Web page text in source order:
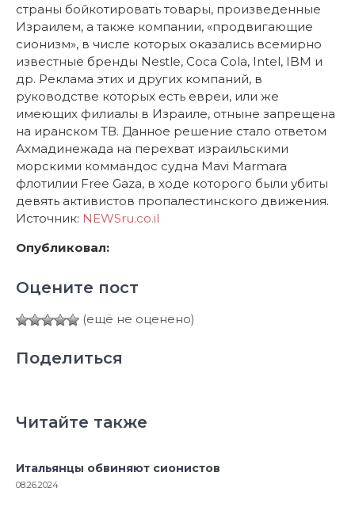
страны бойкотировать товары, произведенные
Израилем, а также компании, «продвигающие
сионизм», в числе которых оказались всемирно
известные бренды Nestle, Coca Cola, Intel, IBM и
др. Реклама этих и других компаний, в
руководстве которых есть евреи, или же
имеющих филиалы в Израиле, отныне запрещена
на иранском ТВ. Данное решение стало ответом
Ахмадинежада на перехват израильскими
морскими коммандос судна Mavi Marmara
флотилии Free Gaza, в ходе которого были убиты
девять активистов пропалестинского движения.
Источник: NEWSru.co.il
Опубликовал:
Оцените пост
(ещё не оценено)
Поделиться
Читайте также
Итальянцы обвиняют сионистов
08.26.2024